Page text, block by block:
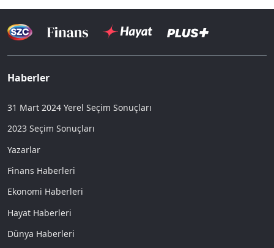
Haberler
31 Mart 2024 Yerel Seçim Sonuçları
2023 Seçim Sonuçları
Yazarlar
Finans Haberleri
Ekonomi Haberleri
Hayat Haberleri
Dünya Haberleri